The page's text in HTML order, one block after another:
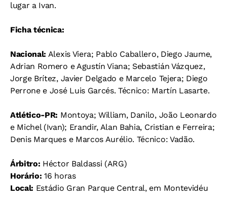
lugar a Ivan.
Ficha técnica:
Nacional: Alexis Viera; Pablo Caballero, Diego Jaume,
Adrian Romero e Agustín Viana; Sebastián Vázquez,
Jorge Brítez, Javier Delgado e Marcelo Tejera; Diego
Perrone e José Luis Garcés. Técnico: Martín Lasarte.
Atlético-PR: Montoya; William, Danilo, João Leonardo
e Michel (Ivan); Erandir, Alan Bahia, Cristian e Ferreira;
Denis Marques e Marcos Aurélio. Técnico: Vadão.
Árbitro: Héctor Baldassi (ARG)
Horário: 16 horas
Local: Estádio Gran Parque Central, em Montevidéu